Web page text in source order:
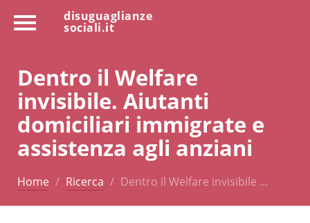
disuguaglianze
sociali.it
Dentro il Welfare
invisibile. Aiutanti
domiciliari immigrate e
assistenza agli anziani
Home Ricerca Dentro il Welfare invisibile …